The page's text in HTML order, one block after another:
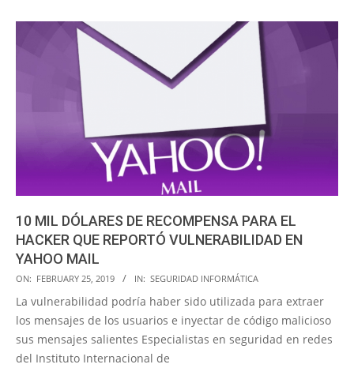
10 MIL DÓLARES DE RECOMPENSA PARA EL
HACKER QUE REPORTÓ VULNERABILIDAD EN
YAHOO MAIL
2019-
02-
25
ON: FEBRUARY 25, 2019 IN: SEGURIDAD INFORMÁTICA
La vulnerabilidad podría haber sido utilizada para extraer
los mensajes de los usuarios e inyectar de código malicioso
sus mensajes salientes Especialistas en seguridad en redes
del Instituto Internacional de